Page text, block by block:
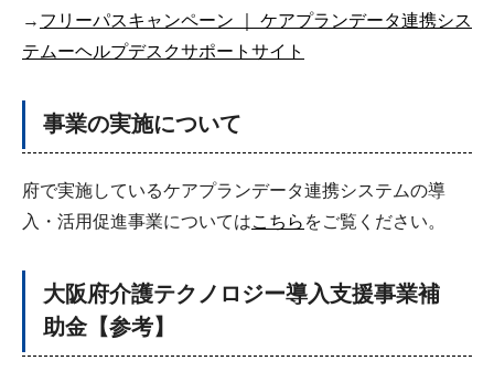
→ フリーパスキャンペーン ｜ ケアプランデータ連携シス
テムーヘルプデスクサポートサイト
事業の実施について
府で実施しているケアプランデータ連携システムの導
入・活用促進事業についてはこちら をご覧ください。
大阪府介護テクノロジー導入支援事業補
助金【参考】